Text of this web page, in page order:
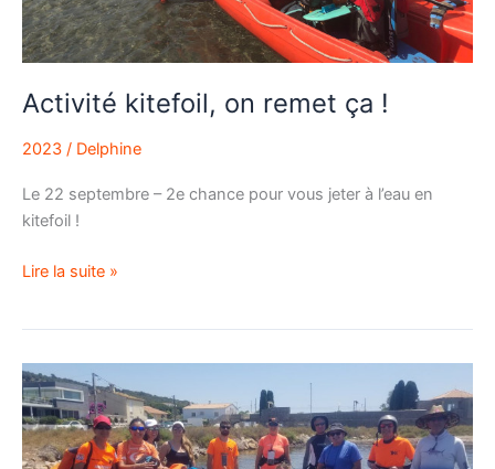
Activité kitefoil, on remet ça !
2023 / Delphine
Le 22 septembre – 2e chance pour vous jeter à l’eau en
kitefoil !
Lire la suite »
Des
nouveaux
membres
dans